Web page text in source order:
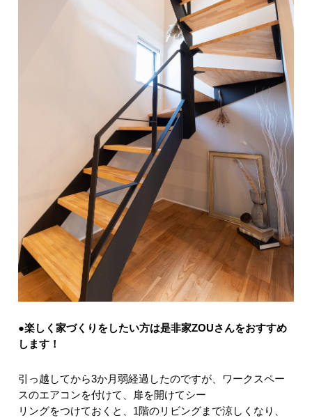
●楽しく家づくりをしたい方は是非家ZOUさんをおすすめ
します！
引っ越してから3か月弱経過したのですが、ワークスペー
スのエアコンを付けて、扉を開けてシー
リングをつけておくと、1階のリビングまで涼しくなり、